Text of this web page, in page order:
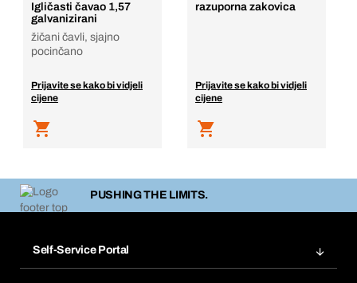
Igličasti čavao 1,57
galvanizirani
žičani čavli, sjajno
pocinčano
Prijavite se kako bi vidjeli
cijene
razuporna zakovica
Prijavite se kako bi vidjeli
cijene
PUSHING THE LIMITS.
Self-Service Portal